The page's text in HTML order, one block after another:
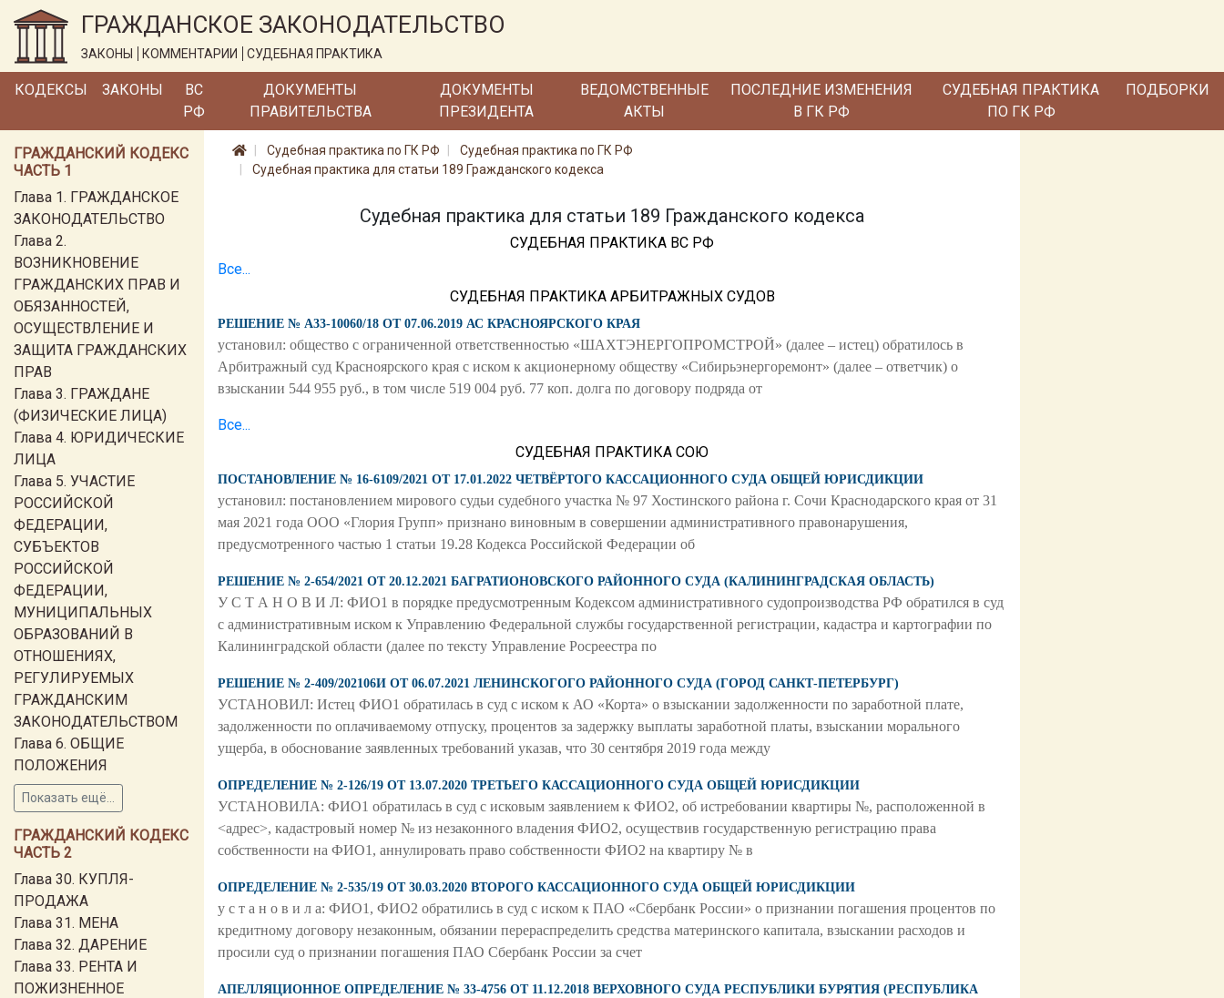
ГРАЖДАНСКОЕ ЗАКОНОДАТЕЛЬСТВО
ЗАКОНЫ КОММЕНТАРИИ СУДЕБНАЯ ПРАКТИКА
КОДЕКСЫ ЗАКОНЫ
ВС
РФ
ДОКУМЕНТЫ
ПРАВИТЕЛЬСТВА
ДОКУМЕНТЫ
ПРЕЗИДЕНТА
ВЕДОМСТВЕННЫЕ
АКТЫ
ПОСЛЕДНИЕ ИЗМЕНЕНИЯ
В ГК РФ
СУДЕБНАЯ ПРАКТИКА
ПО ГК РФ
ПОДБОРКИ
ГРАЖДАНСКИЙ КОДЕКС
ЧАСТЬ 1
Глава 1. ГРАЖДАНСКОЕ
ЗАКОНОДАТЕЛЬСТВО
Глава 2.
ВОЗНИКНОВЕНИЕ
ГРАЖДАНСКИХ ПРАВ И
ОБЯЗАННОСТЕЙ,
ОСУЩЕСТВЛЕНИЕ И
ЗАЩИТА ГРАЖДАНСКИХ
ПРАВ
Глава 3. ГРАЖДАНЕ
(ФИЗИЧЕСКИЕ ЛИЦА)
Глава 4. ЮРИДИЧЕСКИЕ
ЛИЦА
Глава 5. УЧАСТИЕ
РОССИЙСКОЙ
ФЕДЕРАЦИИ,
СУБЪЕКТОВ
РОССИЙСКОЙ
ФЕДЕРАЦИИ,
МУНИЦИПАЛЬНЫХ
ОБРАЗОВАНИЙ В
ОТНОШЕНИЯХ,
РЕГУЛИРУЕМЫХ
ГРАЖДАНСКИМ
ЗАКОНОДАТЕЛЬСТВОМ
Глава 6. ОБЩИЕ
ПОЛОЖЕНИЯ
Показать ещё...
ГРАЖДАНСКИЙ КОДЕКС
ЧАСТЬ 2
Глава 30. КУПЛЯ-
ПРОДАЖА
Глава 31. МЕНА
Глава 32. ДАРЕНИЕ
Глава 33. РЕНТА И
ПОЖИЗНЕННОЕ
Судебная практика по ГК РФ
Судебная практика по ГК РФ
Судебная практика для статьи 189 Гражданского кодекса
Судебная практика для статьи 189 Гражданского кодекса
СУДЕБНАЯ ПРАКТИКА ВС РФ
Все...
СУДЕБНАЯ ПРАКТИКА АРБИТРАЖНЫХ СУДОВ
РЕШЕНИЕ № А33-10060/18 ОТ 07.06.2019 АС КРАСНОЯРСКОГО КРАЯ
установил: общество с ограниченной ответственностью «ШАХТЭНЕРГОПРОМСТРОЙ» (далее – истец) обратилось в
Арбитражный суд Красноярского края с иском к акционерному обществу «Сибирьэнергоремонт» (далее – ответчик) о
взыскании 544 955 руб., в том числе 519 004 руб. 77 коп. долга по договору подряда от
Все...
СУДЕБНАЯ ПРАКТИКА СОЮ
ПОСТАНОВЛЕНИЕ № 16-6109/2021 ОТ 17.01.2022 ЧЕТВЁРТОГО КАССАЦИОННОГО СУДА ОБЩЕЙ ЮРИСДИКЦИИ
установил: постановлением мирового судьи судебного участка № 97 Хостинского района г. Сочи Краснодарского края от 31
мая 2021 года ООО «Глория Групп» признано виновным в совершении административного правонарушения,
предусмотренного частью 1 статьи 19.28 Кодекса Российской Федерации об
РЕШЕНИЕ № 2-654/2021 ОТ 20.12.2021 БАГРАТИОНОВСКОГО РАЙОННОГО СУДА (КАЛИНИНГРАДСКАЯ ОБЛАСТЬ)
У С Т А Н О В И Л: ФИО1 в порядке предусмотренным Кодексом административного судопроизводства РФ обратился в суд
с административным иском к Управлению Федеральной службы государственной регистрации, кадастра и картографии по
Калининградской области (далее по тексту Управление Росреестра по
РЕШЕНИЕ № 2-409/202106И ОТ 06.07.2021 ЛЕНИНСКОГОГО РАЙОННОГО СУДА (ГОРОД САНКТ-ПЕТЕРБУРГ)
УСТАНОВИЛ: Истец ФИО1 обратилась в суд с иском к АО «Корта» о взыскании задолженности по заработной плате,
задолженности по оплачиваемому отпуску, процентов за задержку выплаты заработной платы, взыскании морального
ущерба, в обоснование заявленных требований указав, что 30 сентября 2019 года между
ОПРЕДЕЛЕНИЕ № 2-126/19 ОТ 13.07.2020 ТРЕТЬЕГО КАССАЦИОННОГО СУДА ОБЩЕЙ ЮРИСДИКЦИИ
УСТАНОВИЛА: ФИО1 обратилась в суд с исковым заявлением к ФИО2, об истребовании квартиры №, расположенной в
<адрес>, кадастровый номер № из незаконного владения ФИО2, осуществив государственную регистрацию права
собственности на ФИО1, аннулировать право собственности ФИО2 на квартиру № в
ОПРЕДЕЛЕНИЕ № 2-535/19 ОТ 30.03.2020 ВТОРОГО КАССАЦИОННОГО СУДА ОБЩЕЙ ЮРИСДИКЦИИ
у с т а н о в и л а: ФИО1, ФИО2 обратились в суд с иском к ПАО «Сбербанк России» о признании погашения процентов по
кредитному договору незаконным, обязании перераспределить средства материнского капитала, взыскании расходов и
просили суд о признании погашения ПАО Сбербанк России за счет
АПЕЛЛЯЦИОННОЕ ОПРЕДЕЛЕНИЕ № 33-4756 ОТ 11.12.2018 ВЕРХОВНОГО СУДА РЕСПУБЛИКИ БУРЯТИЯ (РЕСПУБЛИКА